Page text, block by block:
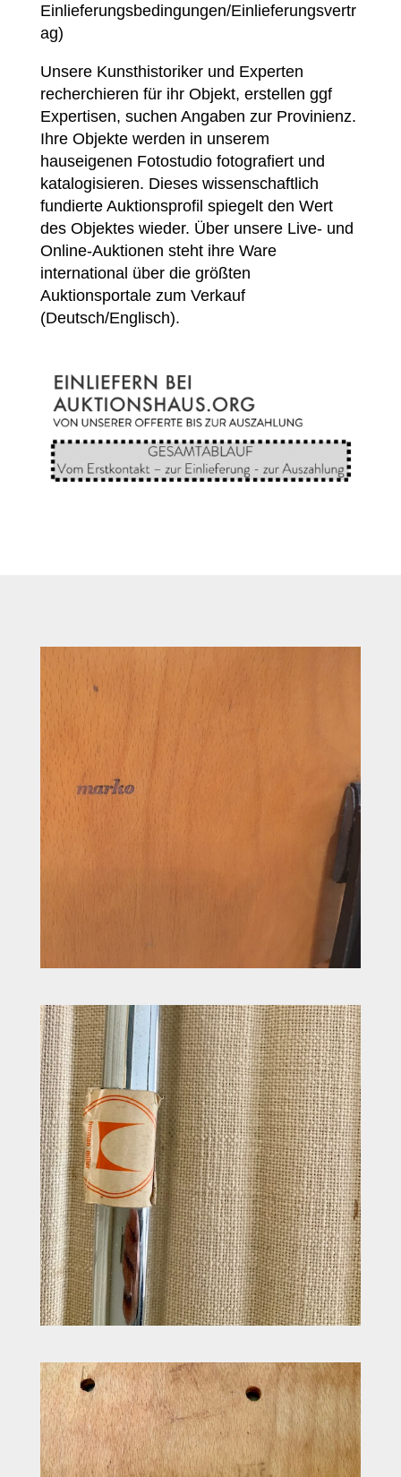
Einlieferungsbedingungen/Einlieferungsvertr
ag)
Unsere Kunsthistoriker und Experten
recherchieren für ihr Objekt, erstellen ggf
Expertisen, suchen Angaben zur Provinienz.
Ihre Objekte werden in unserem
hauseigenen Fotostudio fotografiert und
katalogisieren. Dieses wissenschaftlich
fundierte Auktionsprofil spiegelt den Wert
des Objektes wieder. Über unsere Live- und
Online-Auktionen steht ihre Ware
international über die größten
Auktionsportale zum Verkauf
(Deutsch/Englisch).